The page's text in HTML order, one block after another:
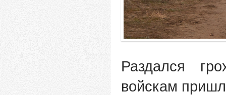
Раздался
войскам